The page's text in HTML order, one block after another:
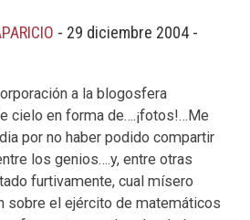
- 29 diciembre 2004 -
a la blogosfera
cielo en forma de….¡fotos!…Me
por no haber podido compartir
los genios….y, entre otras
furtivamente, cual mísero
sobre el ejército de matemáticos